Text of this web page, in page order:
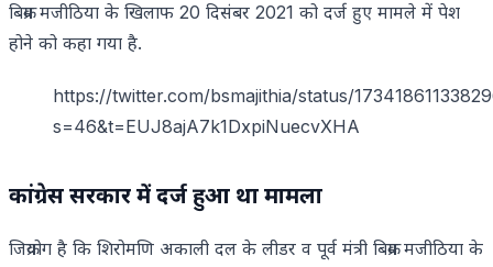
बिक्रम मजीठिया के खिलाफ 20 दिसंबर 2021 को दर्ज हुए मामले में पेश
होने को कहा गया है.
https://twitter.com/bsmajithia/status/
s=46&t=EUJ8ajA7k1DxpiNuecvXHA
कांग्रेस सरकार में दर्ज हुआ था मामला
जिक्रयोग है कि शिरोमणि अकाली दल के लीडर व पूर्व मंत्री बिक्रम मजीठिया के